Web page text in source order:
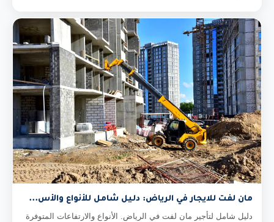
مان لفت للايجار في الرياض: دليل شامل للأنواع والأس...
دليل شامل لتأجير مان لفت في الرياض. الأنواع والارتفاعات المتوفرة